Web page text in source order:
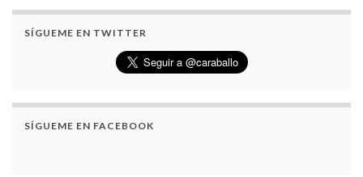
SÍGUEME EN TWITTER
SÍGUEME EN FACEBOOK